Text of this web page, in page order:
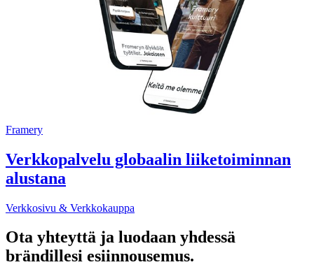
Framery
Verkkopalvelu globaalin liiketoiminnan
alustana
Verkkosivu & Verkkokauppa
Ota yhteyttä ja luodaan yhdessä
brändillesi esiinnousemus.